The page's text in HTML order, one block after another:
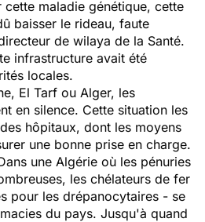
maladie génétique, cette
baisser le rideau, faute
de wilaya de la Santé.
infrastructure avait été
locales.
El Tarf ou Alger, les
en silence. Cette situation les
hôpitaux, dont les moyens
une bonne prise en charge.
une Algérie où les pénuries
les chélateurs de fer
pour les drépanocytaires - se
du pays. Jusqu'à quand